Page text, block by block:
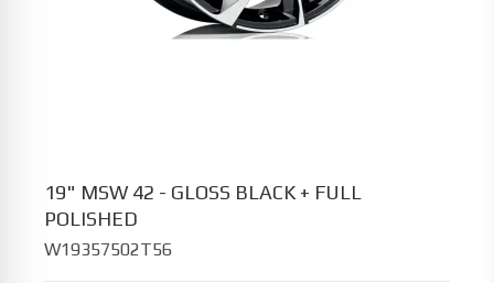
19" MSW 42 - GLOSS BLACK + FULL
POLISHED
W19357502T56